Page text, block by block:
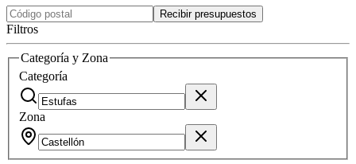
Recibir presupuestos
Filtros
Categoría y Zona
Categoría
Zona